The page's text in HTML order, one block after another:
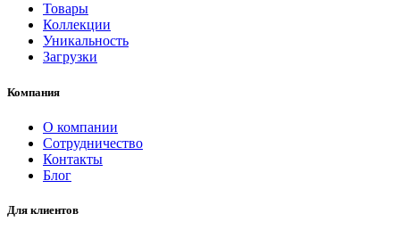
Товары
Коллекции
Уникальность
Загрузки
Компания
О компании
Сотрудничество
Контакты
Блог
Для клиентов